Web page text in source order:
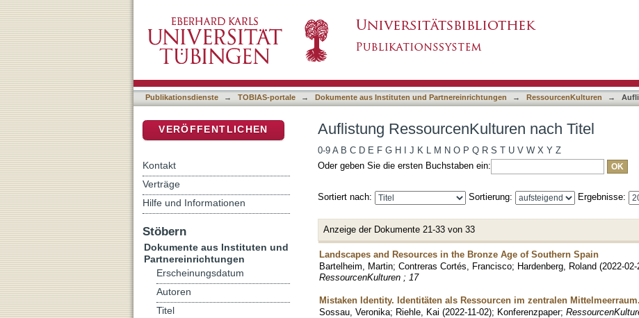
Publikationsdienste → TOBIAS-portale → Dokumente aus Instituten und Partnereinrichtungen → RessourcenKulturen →
Auflistung RessourcenKulturen nach Titel
0-9 A B C D E F G H J K L M N O P Q R S T U V W X Y Z
Oder geben Sie die ersten Buchstaben ein:
Sortiert nach: Sortierung: Ergebnisse:
Anzeige der Dokumente 21-33 von 33
Landscapes and Resources in the Bronze Age of Southern Spain
Bartelheim, Martin; Contreras Cortés, Francisco; Hardenberg, Roland (2022-02-
RessourcenKulturen ; 17
Mistaken Identity. Identitäten als Ressourcen im zentralen Mittelmeerraum.
Sossau, Veronika; Riehle, Kai (2022-11-02); Konferenzpaper;
VERÖFFENTLICHEN
Kontakt
Verträge
Hilfe und Informationen
Stöbern
Dokumente aus Instituten und
Partnereinrichtungen
Erscheinungsdatum
Autoren
Titel